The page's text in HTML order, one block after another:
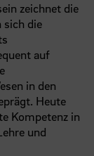
zeichnet die
sich die
auf
in den
Heute
Kompetenz in
und